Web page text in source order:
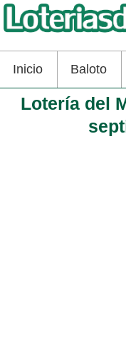
Inicio Baloto
Lotería del